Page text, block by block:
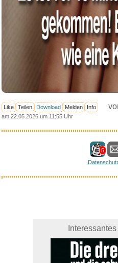
Like Teilen Download Melden Info
am 22.05.2026 um 11:55 Uhr
5